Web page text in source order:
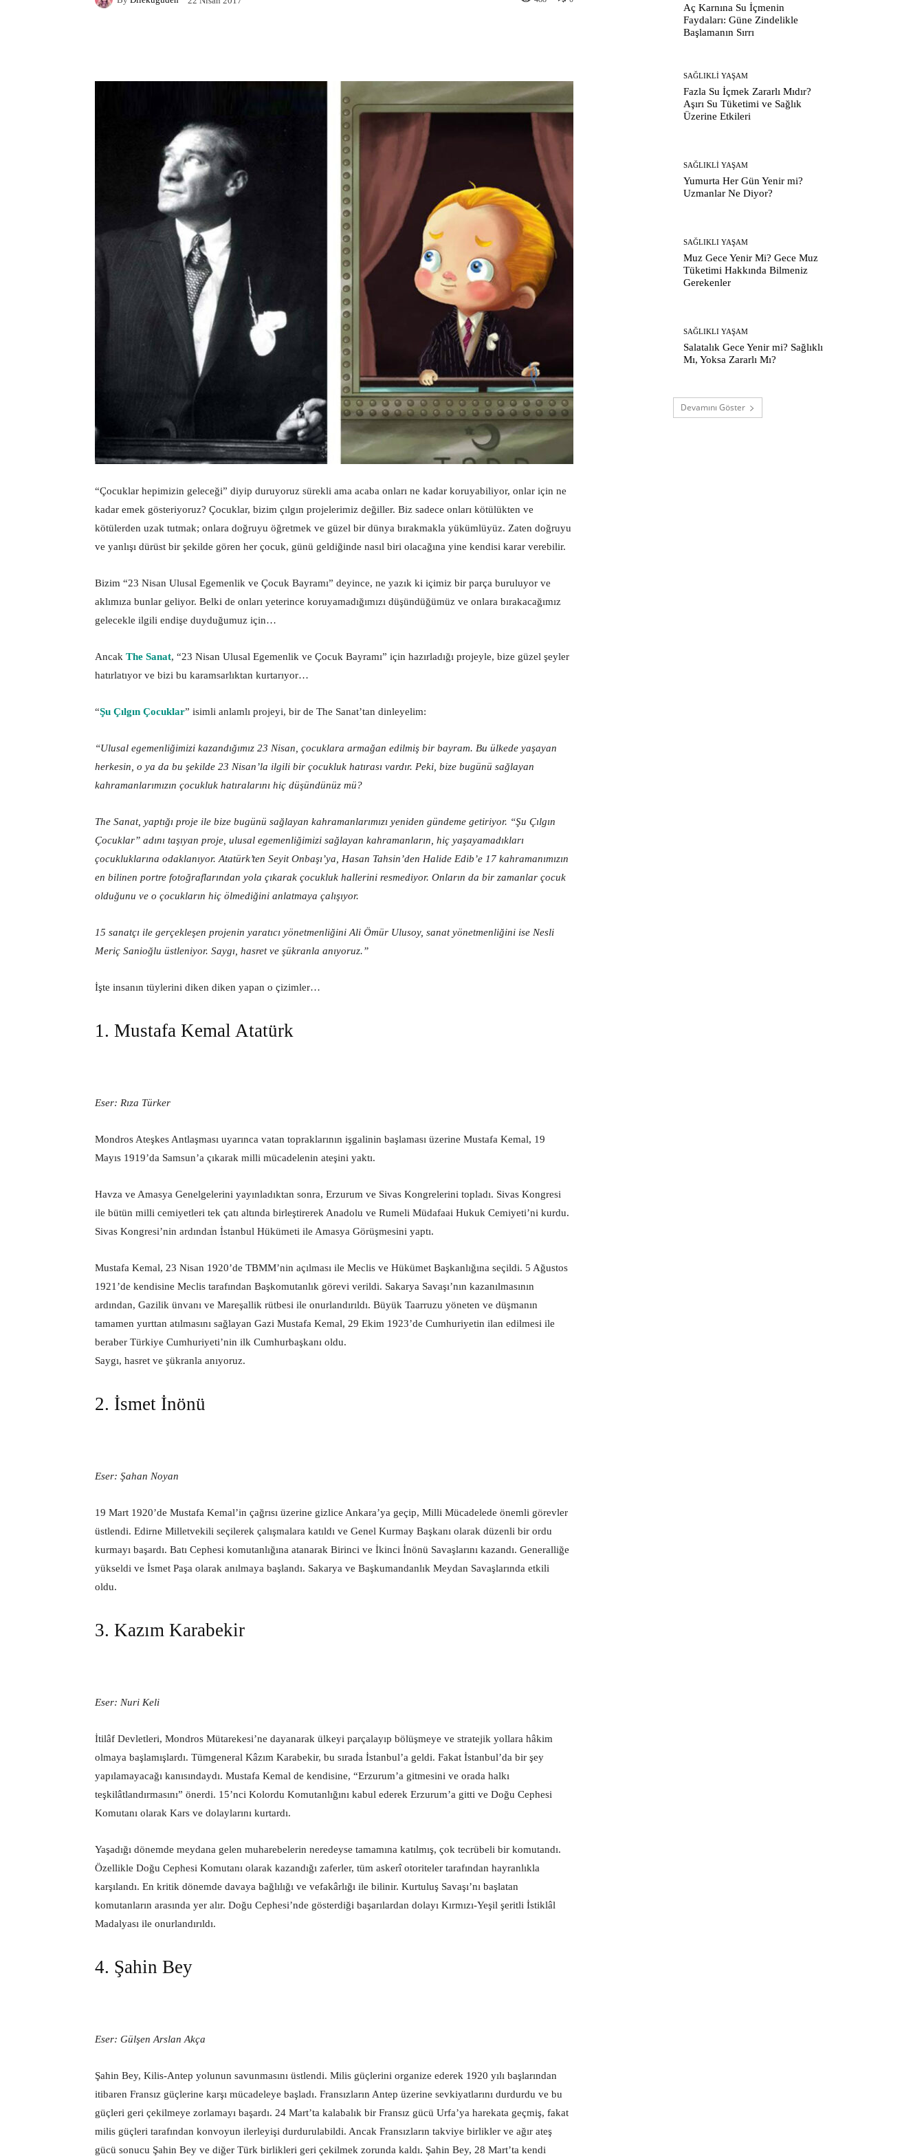
“Çocuklar hepimizin geleceği” diyip duruyoruz sürekli ama acaba onları ne kadar koruyabiliyor, onlar için ne
kadar emek gösteriyoruz? Çocuklar, bizim çılgın projelerimiz değiller. Biz sadece onları kötülükten ve
kötülerden uzak tutmak; onlara doğruyu öğretmek ve güzel bir dünya bırakmakla yükümlüyüz. Zaten doğruyu
ve yanlışı dürüst bir şekilde gören her çocuk, günü geldiğinde nasıl biri olacağına yine kendisi karar verebilir.
Bizim “23 Nisan Ulusal Egemenlik ve Çocuk Bayramı” deyince, ne yazık ki içimiz bir parça buruluyor ve
aklımıza bunlar geliyor. Belki de onları yeterince koruyamadığımızı düşündüğümüz ve onlara bırakacağımız
gelecekle ilgili endişe duyduğumuz için…
Ancak The Sanat, “23 Nisan Ulusal Egemenlik ve Çocuk Bayramı” için hazırladığı projeyle, bize güzel şeyler
hatırlatıyor ve bizi bu karamsarlıktan kurtarıyor…
“Şu Çılgın Çocuklar” isimli anlamlı projeyi, bir de The Sanat’tan dinleyelim:
“Ulusal egemenliğimizi kazandığımız 23 Nisan, çocuklara armağan edilmiş bir bayram. Bu ülkede yaşayan
herkesin, o ya da bu şekilde 23 Nisan’la ilgili bir çocukluk hatırası vardır. Peki, bize bugünü sağlayan
kahramanlarımızın çocukluk hatıralarını hiç düşündünüz mü?
The Sanat, yaptığı proje ile bize bugünü sağlayan kahramanlarımızı yeniden gündeme getiriyor. “Şu Çılgın
Çocuklar” adını taşıyan proje, ulusal egemenliğimizi sağlayan kahramanların, hiç yaşayamadıkları
çocukluklarına odaklanıyor. Atatürk’ten Seyit Onbaşı’ya, Hasan Tahsin’den Halide Edib’e 17 kahramanımızın
en bilinen portre fotoğraflarından yola çıkarak çocukluk hallerini resmediyor. Onların da bir zamanlar çocuk
olduğunu ve o çocukların hiç ölmediğini anlatmaya çalışıyor.
15 sanatçı ile gerçekleşen projenin yaratıcı yönetmenliğini Ali Ömür Ulusoy, sanat yönetmenliğini ise Nesli
Meriç Sanioğlu üstleniyor. Saygı, hasret ve şükranla anıyoruz.”
İşte insanın tüylerini diken diken yapan o çizimler…
1. Mustafa Kemal Atatürk
Eser: Rıza Türker
Mondros Ateşkes Antlaşması uyarınca vatan topraklarının işgalinin başlaması üzerine Mustafa Kemal, 19
Mayıs 1919’da Samsun’a çıkarak milli mücadelenin ateşini yaktı.
Havza ve Amasya Genelgelerini yayınladıktan sonra, Erzurum ve Sivas Kongrelerini topladı. Sivas Kongresi
ile bütün milli cemiyetleri tek çatı altında birleştirerek Anadolu ve Rumeli Müdafaai Hukuk Cemiyeti’ni kurdu.
Sivas Kongresi’nin ardından İstanbul Hükümeti ile Amasya Görüşmesini yaptı.
Mustafa Kemal, 23 Nisan 1920’de TBMM’nin açılması ile Meclis ve Hükümet Başkanlığına seçildi. 5 Ağustos
1921’de kendisine Meclis tarafından Başkomutanlık görevi verildi. Sakarya Savaşı’nın kazanılmasının
ardından, Gazilik ünvanı ve Mareşallik rütbesi ile onurlandırıldı. Büyük Taarruzu yöneten ve düşmanın
tamamen yurttan atılmasını sağlayan Gazi Mustafa Kemal, 29 Ekim 1923’de Cumhuriyetin ilan edilmesi ile
beraber Türkiye Cumhuriyeti’nin ilk Cumhurbaşkanı oldu.
Saygı, hasret ve şükranla anıyoruz.
2. İsmet İnönü
Eser: Şahan Noyan
19 Mart 1920’de Mustafa Kemal’in çağrısı üzerine gizlice Ankara’ya geçip, Milli Mücadelede önemli görevler
üstlendi. Edirne Milletvekili seçilerek çalışmalara katıldı ve Genel Kurmay Başkanı olarak düzenli bir ordu
kurmayı başardı. Batı Cephesi komutanlığına atanarak Birinci ve İkinci İnönü Savaşlarını kazandı. Generalliğe
yükseldi ve İsmet Paşa olarak anılmaya başlandı. Sakarya ve Başkumandanlık Meydan Savaşlarında etkili
oldu.
3. Kazım Karabekir
Eser: Nuri Keli
İtilâf Devletleri, Mondros Mütarekesi’ne dayanarak ülkeyi parçalayıp bölüşmeye ve stratejik yollara hâkim
olmaya başlamışlardı. Tümgeneral Kâzım Karabekir, bu sırada İstanbul’a geldi. Fakat İstanbul’da bir şey
yapılamayacağı kanısındaydı. Mustafa Kemal de kendisine, “Erzurum’a gitmesini ve orada halkı
teşkilâtlandırmasını” önerdi. 15’nci Kolordu Komutanlığını kabul ederek Erzurum’a gitti ve Doğu Cephesi
Komutanı olarak Kars ve dolaylarını kurtardı.
Yaşadığı dönemde meydana gelen muharebelerin neredeyse tamamına katılmış, çok tecrübeli bir komutandı.
Özellikle Doğu Cephesi Komutanı olarak kazandığı zaferler, tüm askerî otoriteler tarafından hayranlıkla
karşılandı. En kritik dönemde davaya bağlılığı ve vefakârlığı ile bilinir. Kurtuluş Savaşı’nı başlatan
komutanların arasında yer alır. Doğu Cephesi’nde gösterdiği başarılardan dolayı Kırmızı-Yeşil şeritli İstiklâl
Madalyası ile onurlandırıldı.
4. Şahin Bey
Eser: Gülşen Arslan Akça
Şahin Bey, Kilis-Antep yolunun savunmasını üstlendi. Milis güçlerini organize ederek 1920 yılı başlarından
itibaren Fransız güçlerine karşı mücadeleye başladı. Fransızların Antep üzerine sevkiyatlarını durdurdu ve bu
güçleri geri çekilmeye zorlamayı başardı. 24 Mart’ta kalabalık bir Fransız gücü Urfa’ya harekata geçmiş, fakat
milis güçleri tarafından konvoyun ilerleyişi durdurulabildi. Ancak Fransızların takviye birlikler ve ağır ateş
gücü sonucu Şahin Bey ve diğer Türk birlikleri geri çekilmek zorunda kaldı. Şahin Bey, 28 Mart’ta kendi
Aç Karnına Su İçmenin
Faydaları: Güne Zindelikle
Başlamanın Sırrı
SAĞLIKLI YAŞAM
Fazla Su İçmek Zararlı Mıdır?
Aşırı Su Tüketimi ve Sağlık
Üzerine Etkileri
SAĞLIKLI YAŞAM
Yumurta Her Gün Yenir mi?
Uzmanlar Ne Diyor?
SAĞLIKLI YAŞAM
Muz Gece Yenir Mi? Gece Muz
Tüketimi Hakkında Bilmeniz
Gerekenler
SAĞLIKLI YAŞAM
Salatalık Gece Yenir mi? Sağlıklı
Mı, Yoksa Zararlı Mı?
Devamını Göster